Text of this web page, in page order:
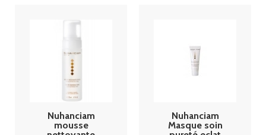
Nuhanciam
mousse
Nuhanciam
Masque soin